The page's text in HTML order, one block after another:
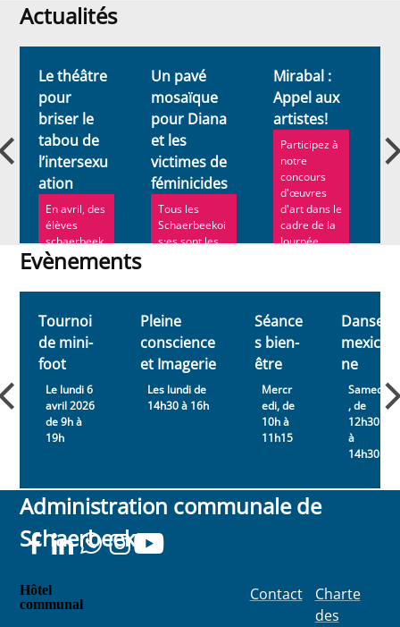
Actualités
Actualités
Le théâtre
pour
briser le
tabou de
l’intersexu
ation
En avril, des
élèves
schaerbeek
ois de 5e et
6e
secondaires
assisté...
Un pavé
mosaïque
pour Diana
et les
victimes de
féminicides
Tous les
Schaerbeekoi
s·es sont les
hommage à ...
Mirabal :
Appel aux
artistes!
Participez à
notre
concours
d'œuvres
d'art dans le
cadre de la
Journée...
Evènements
Evènements
Tournoi
de mini-
foot
Le lundi 6
avril 2026
de 9h à
19h
Pleine
conscience
et Imagerie
Les lundi de
14h30 à 16h
Séance
s bien-
être
Mercr
edi, de
10h à
11h15
Danse
mexicai
ne
Samedi
, de
12h30
à
14h30
Administration communale de
Schaerbeek
Hôtel
communal
Contact
Charte
des